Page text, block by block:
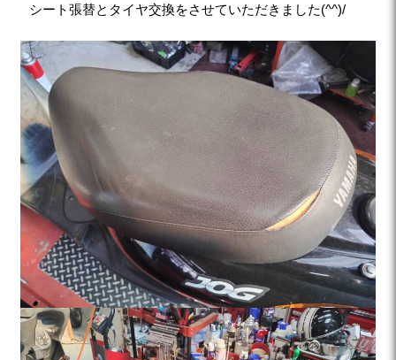
シート張替とタイヤ交換をさせていただきました(^^)/